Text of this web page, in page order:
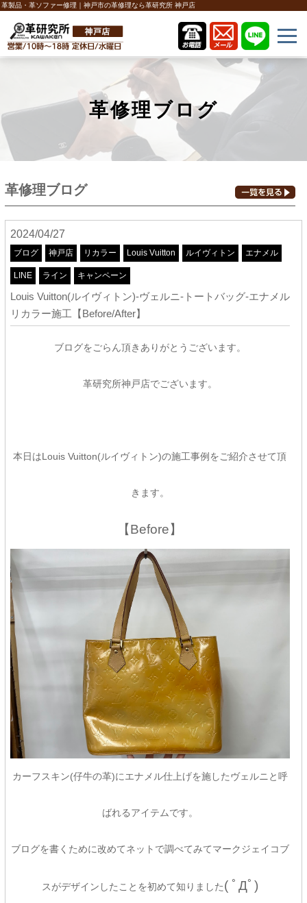
革製品・革ソファー修理｜神戸市の革修理なら革研究所 神戸店
革修理ブログ
革修理ブログ
2024/04/27
ブログ 神戸店 リカラー Louis Vuitton ルイヴィトン エナメル
LINE ライン キャンペーン
Louis Vuitton(ルイヴィトン)-ヴェルニ-トートバッグ-エナメル
リカラー施工【Before/After】
ブログをごらん頂きありがとうございます。
革研究所神戸店でございます。
本日はLouis Vuitton(ルイヴィトン)の施工事例をご紹介させて頂
きます。
【Before】
カーフスキン(仔牛の革)にエナメル仕上げを施したヴェルニと呼
ばれるアイテムです。
ブログを書くために改めてネットで調べてみてマークジェイコブ
スがデザインしたことを初めて知りました( ﾟДﾟ)